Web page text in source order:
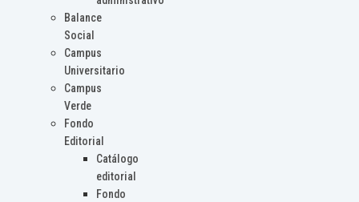
Balance
Social
Campus
Universitario
Campus
Verde
Fondo
Editorial
Catálogo
editorial
Fondo